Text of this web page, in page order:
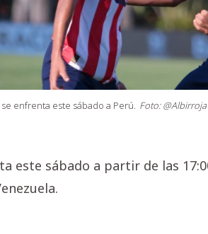
enfrenta este sábado a Perú. Foto: @Albirroja
este sábado a partir de las